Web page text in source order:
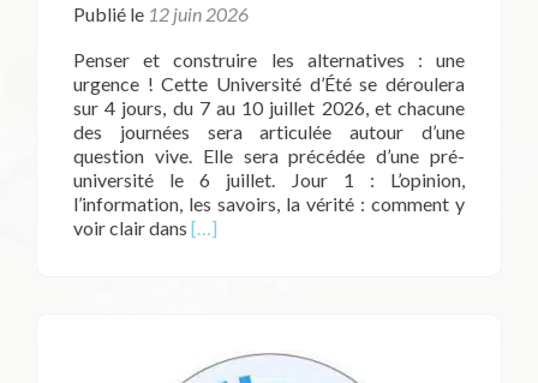
Publié le 12 juin 2026
Penser et construire les alternatives : une
urgence ! Cette Université d’Été se déroulera
sur 4 jours, du 7 au 10 juillet 2026, et chacune
des journées sera articulée autour d’une
question vive. Elle sera précédée d’une pré-
université le 6 juillet. Jour 1 : L’opinion,
l’information, les savoirs, la vérité : comment y
voir clair dans En
7-
[…]